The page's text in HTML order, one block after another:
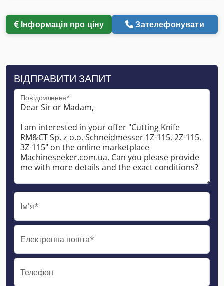
Інформація про ціну Зателефонувати
ВІДПРАВИТИ ЗАПИТ
Повідомлення*
Ім'я*
Електронна пошта*
Телефон